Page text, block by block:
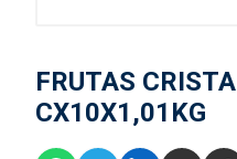
FRUTAS
CX10X1,01KG